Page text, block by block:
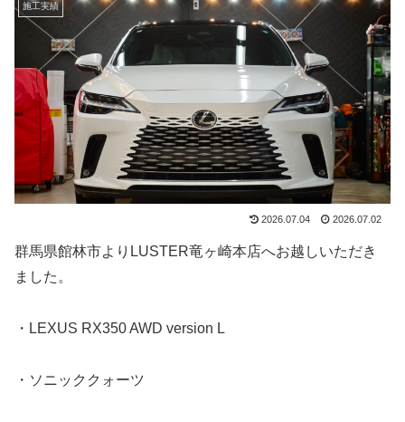
施工実績
2026.07.04 2026.07.02
群馬県館林市よりLUSTER竜ヶ崎本店へお越しいただき
ました。
・LEXUS RX350 AWD version L
・ソニッククォーツ